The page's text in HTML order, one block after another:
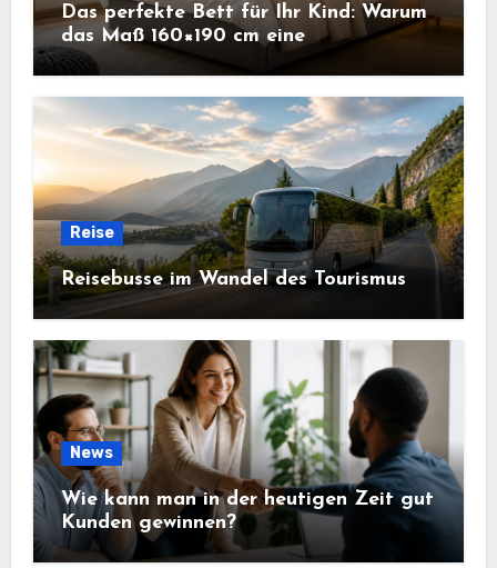
Das perfekte Bett für Ihr Kind: Warum
das Maß 160×190 cm eine
ausgezeichnete Wahl ist
Reise
Reisebusse im Wandel des Tourismus
News
Wie kann man in der heutigen Zeit gut
Kunden gewinnen?